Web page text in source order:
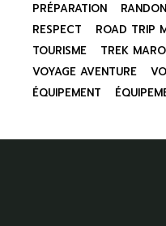
PRÉPARATION
RESPECT
ROAD TRIP
TOURISME
TREK
VOYAGE AVENTURE
ÉQUIPEMENT